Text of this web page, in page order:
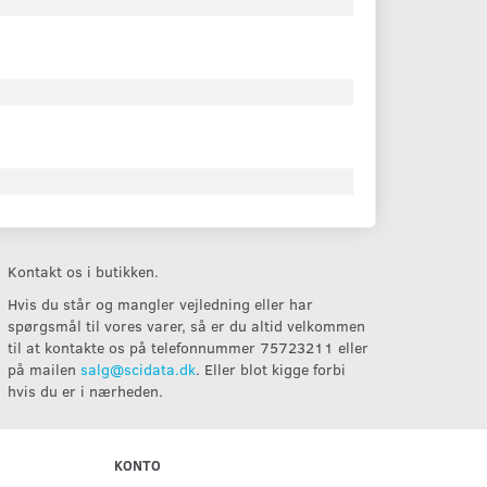
Kontakt os i butikken.
Hvis du står og mangler vejledning eller har
spørgsmål til vores varer, så er du altid velkommen
til at kontakte os på telefonnummer 75723211 eller
på mailen salg@scidata.dk. Eller blot kigge forbi
hvis du er i nærheden.
KONTO